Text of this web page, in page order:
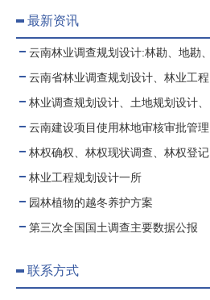
最新资讯
云南林业调查规划设计:林勘、地勘、测绘、土地规划
云南省林业调查规划设计、林业工程、可行性报告
林业调查规划设计、土地规划设计、测绘项目业务合作、代理
云南建设项目使用林地审核审批管理规范
林权确权、林权现状调查、林权登记、林权测绘、林权登记代办
林业工程规划设计一所
园林植物的越冬养护方案
第三次全国国土调查主要数据公报
联系方式